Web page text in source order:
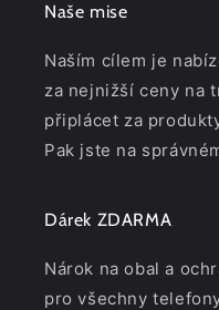
Naše mise
Naším cílem je
za nejnižší ceny na
připlácet za
Pak jste na
Dárek ZDARMA
Nárok na obal a
pro všechny